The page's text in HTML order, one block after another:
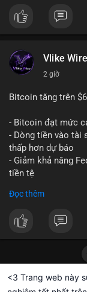
<3 Trang web này
#binancesquare
$btc Vlike Wire
2 giờ
Bitcoin tăng trên
- Bitcoin đạt mức
- Dòng tiền vào tài
thấp hơn dự báo
- Giảm khả năng
tiền tệ
#vlikevn #titanbot
📰 Nguồn:
Đọc thêm